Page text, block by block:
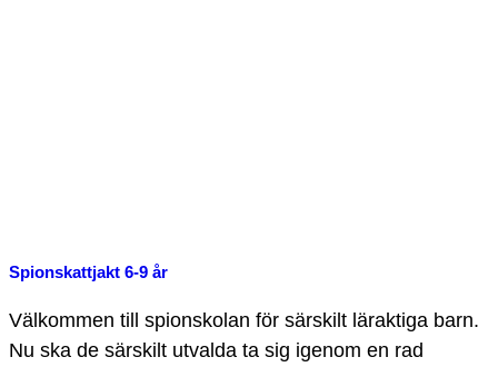
Spionskattjakt 6-9 år
Välkommen till spionskolan för särskilt läraktiga barn.
Nu ska de särskilt utvalda ta sig igenom en rad